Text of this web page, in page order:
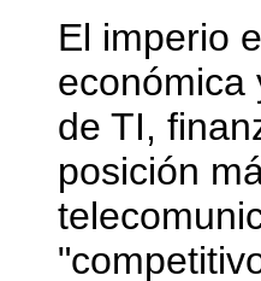
El imperio
económica
de TI,
posición